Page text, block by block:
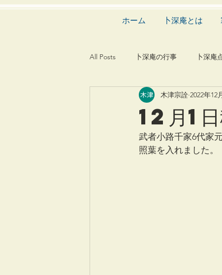
ホーム 卜深庵とは
All Posts 卜深庵の行事 卜深庵
漢詩 俳諧 文
建築 造園 動物
12月1日
木津宗詮 2022年12
武者小路千家6代家
照葉を入れました。